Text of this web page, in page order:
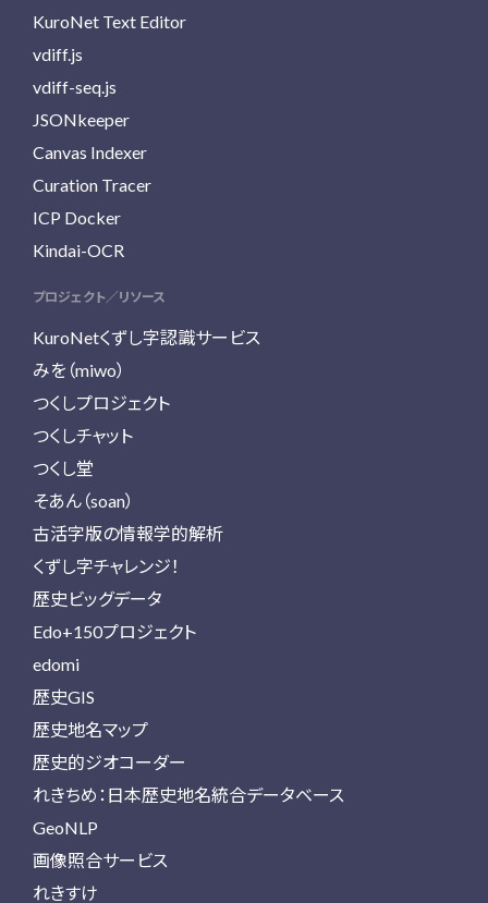
KuroNet Text Editor
vdiff.js
vdiff-seq.js
JSONkeeper
Canvas Indexer
Curation Tracer
ICP Docker
Kindai-OCR
プロジェクト／リソース
KuroNetくずし字認識サービス
みを（miwo）
つくしプロジェクト
つくしチャット
つくし堂
そあん（soan）
古活字版の情報学的解析
くずし字チャレンジ！
歴史ビッグデータ
Edo+150プロジェクト
edomi
歴史GIS
歴史地名マップ
歴史的ジオコーダー
れきちめ：日本歴史地名統合データベース
GeoNLP
画像照合サービス
れきすけ